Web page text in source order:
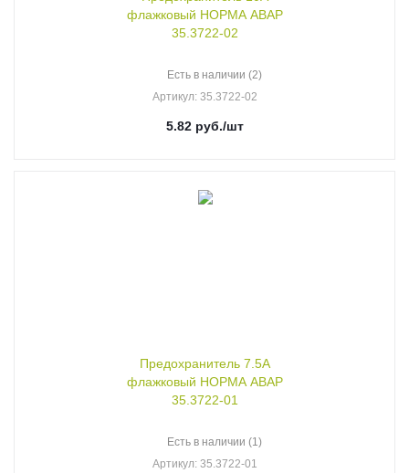
флажковый НОРМА АВАР
35.3722-02
Есть в наличии (2)
Артикул: 35.3722-02
5.82 руб./шт
Предохранитель 7.5А
флажковый НОРМА АВАР
35.3722-01
Есть в наличии (1)
Артикул: 35.3722-01